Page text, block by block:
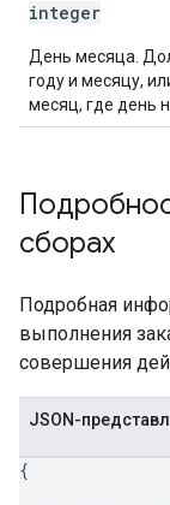
integer
День месяца.
году и месяцу,
месяц, где день
сборах
Подробная
выполнения
совершения
JSON-
{